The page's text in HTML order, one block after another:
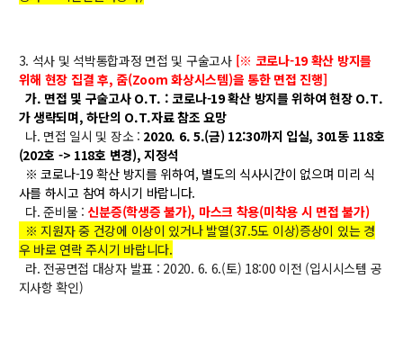
커뮤니티
입시
학사
취업ㆍ진로
장학
행사
대학생활
기타
3. 석사 및 석박통합과정 면접 및 구술고사 [※ 코로나-19 확산 방지를
위해 현장 집결 후, 줌(Zoom 화상시스템)을 통한 면접 진행]
가. 면접 및 구술고사 O.T. : 코로나-19 확산 방지를 위하여 현장 O.T.
가 생략되며, 하단의 O.T.자료 참조 요망
나. 면접 일시 및 장소 : 2020. 6. 5.(금) 12:30까지 입실, 301동 118호
(202호 -> 118호 변경), 지정석
※ 코로나-19 확산 방지를 위하여, 별도의 식사시간이 없으며 미리 식
사를 하시고 참여 하시기 바랍니다.
다. 준비물 : 신분증(학생증 불가), 마스크 착용(미착용 시 면접 불가)
※ 지원자 중 건강에 이상이 있거나 발열(37.5도 이상)증상이 있는 경
우 바로 연락 주시기 바랍니다.
라. 전공면접 대상자 발표 : 2020. 6. 6.(토) 18:00 이전 (입시시스템 공
지사항 확인)